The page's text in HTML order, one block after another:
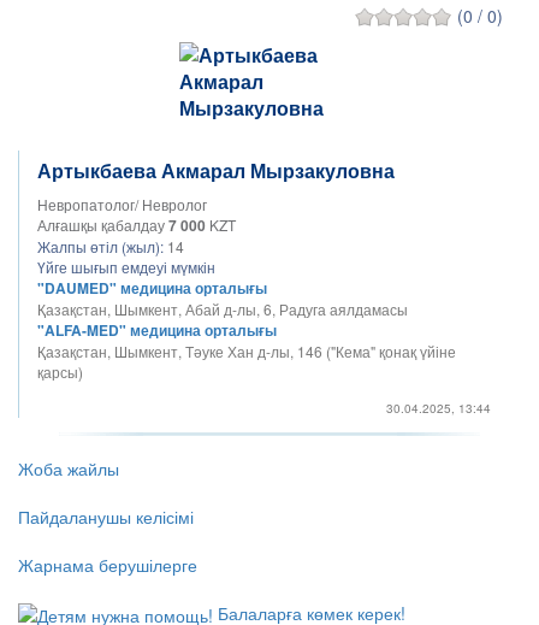
(0 / 0)
Артыкбаева Акмарал Мырзакуловна
Невропатолог/ Невролог
Алғашқы қабалдау7 000 KZT
Жалпы өтіл (жыл): 14
Үйге шығып емдеуі мүмкін
"DAUMED" медицина орталығы
Қазақстан, Шымкент, Абай д-лы, 6, Радуга аялдамасы
"ALFA-MED" медицина орталығы
Қазақстан, Шымкент, Тәуке Хан д-лы, 146 ("Кема" қонақ үйіне
қарсы)
30.04.2025, 13:44
Жоба жайлы
Пайдаланушы келісімі
Жарнама берушілерге
Балаларға көмек керек!